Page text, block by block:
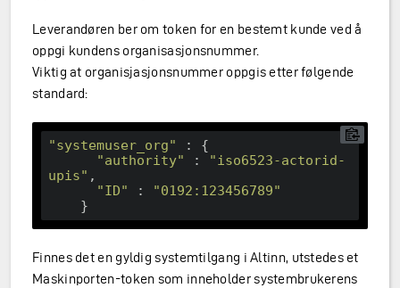
Leverandøren ber om token for en bestemt kunde ved å
oppgi kundens organisasjonsnummer.
Viktig at organisjasjonsnummer oppgis etter følgende
standard:
"systemuser_org" : {
"authority" :
"iso6523-actorid-
upis" ,
"ID" :
"0192:123456789"
Finnes det en gyldig systemtilgang i Altinn, utstedes et
Maskinporten-token som inneholder systembrukerens